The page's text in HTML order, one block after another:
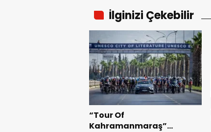
İlginizi Çekebilir
“Tour Of
Kahramanmaraş”